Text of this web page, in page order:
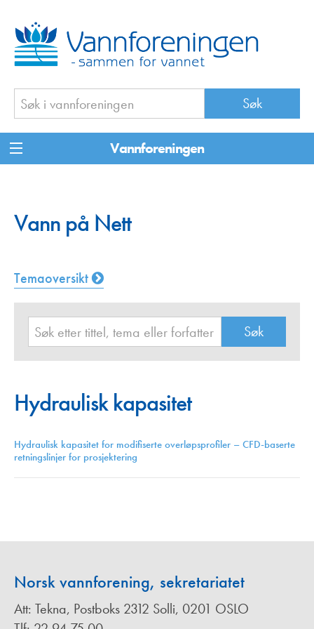
Vannforeningen
Vann på Nett
Temaoversikt
Hydraulisk kapasitet
Hydraulisk kapasitet for modifiserte overløpsprofiler – CFD-baserte
retningslinjer for prosjektering
Norsk vannforening, sekretariatet
Att: Tekna, Postboks 2312 Solli, 0201 OSLO